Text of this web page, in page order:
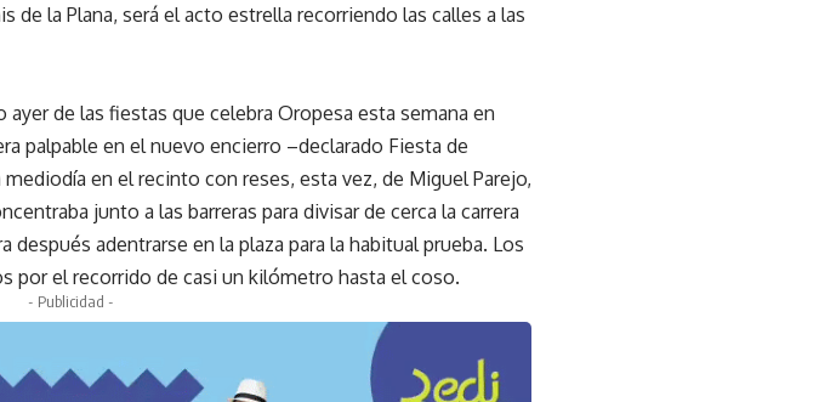
de la Plana, será el acto estrella recorriendo las calles a las
de las fiestas que celebra Oropesa esta semana en
palpable en el nuevo encierro –declarado Fiesta de
en el recinto con reses, esta vez, de Miguel Parejo,
junto a las barreras para divisar de cerca la carrera
después adentrarse en la plaza para la habitual prueba. Los
por el recorrido de casi un kilómetro hasta el coso.
- Publicidad -